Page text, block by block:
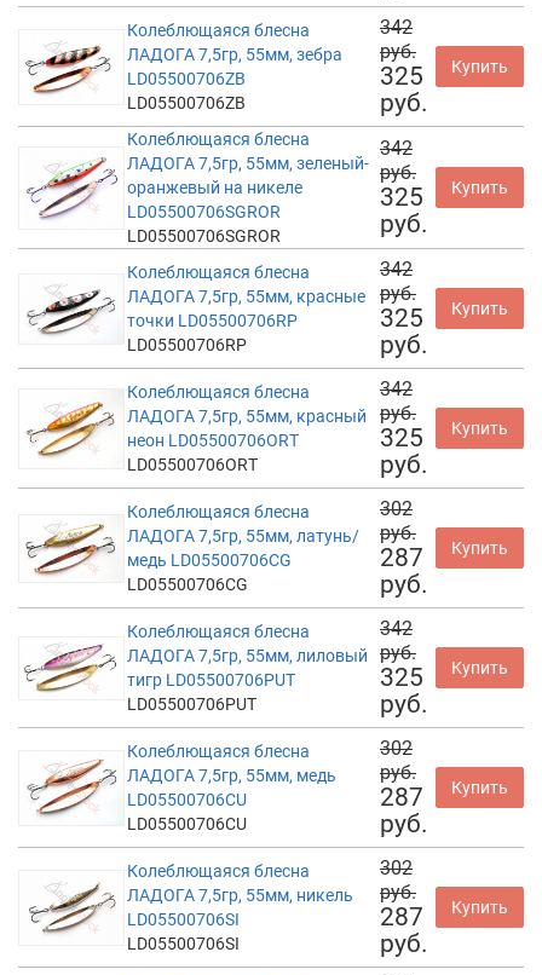
Колеблющаяся блесна
ЛАДОГА 7,5гр, 55мм, зебра
LD05500706ZB
LD05500706ZB
342
руб.
325
руб.
Купить
Колеблющаяся блесна
ЛАДОГА 7,5гр, 55мм, зеленый-
оранжевый на никеле
LD05500706SGROR
LD05500706SGROR
342
руб.
325
руб.
Купить
Колеблющаяся блесна
ЛАДОГА 7,5гр, 55мм, красные
точки LD05500706RP
LD05500706RP
342
руб.
325
руб.
Купить
Колеблющаяся блесна
ЛАДОГА 7,5гр, 55мм, красный
неон LD05500706ORT
LD05500706ORT
342
руб.
325
руб.
Купить
Колеблющаяся блесна
ЛАДОГА 7,5гр, 55мм, латунь/
медь LD05500706CG
LD05500706CG
302
руб.
287
руб.
Купить
Колеблющаяся блесна
ЛАДОГА 7,5гр, 55мм, лиловый
тигр LD05500706PUT
LD05500706PUT
342
руб.
325
руб.
Купить
Колеблющаяся блесна
ЛАДОГА 7,5гр, 55мм, медь
LD05500706CU
LD05500706CU
302
руб.
287
руб.
Купить
Колеблющаяся блесна
ЛАДОГА 7,5гр, 55мм, никель
LD05500706SI
LD05500706SI
302
руб.
287
руб.
Купить